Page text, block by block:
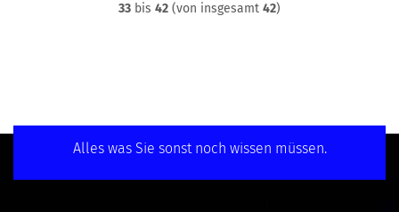
33 bis 42 (von insgesamt 42)
Alles was Sie sonst noch wissen müssen.